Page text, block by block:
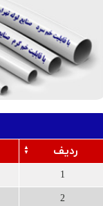
ردیف
1
2